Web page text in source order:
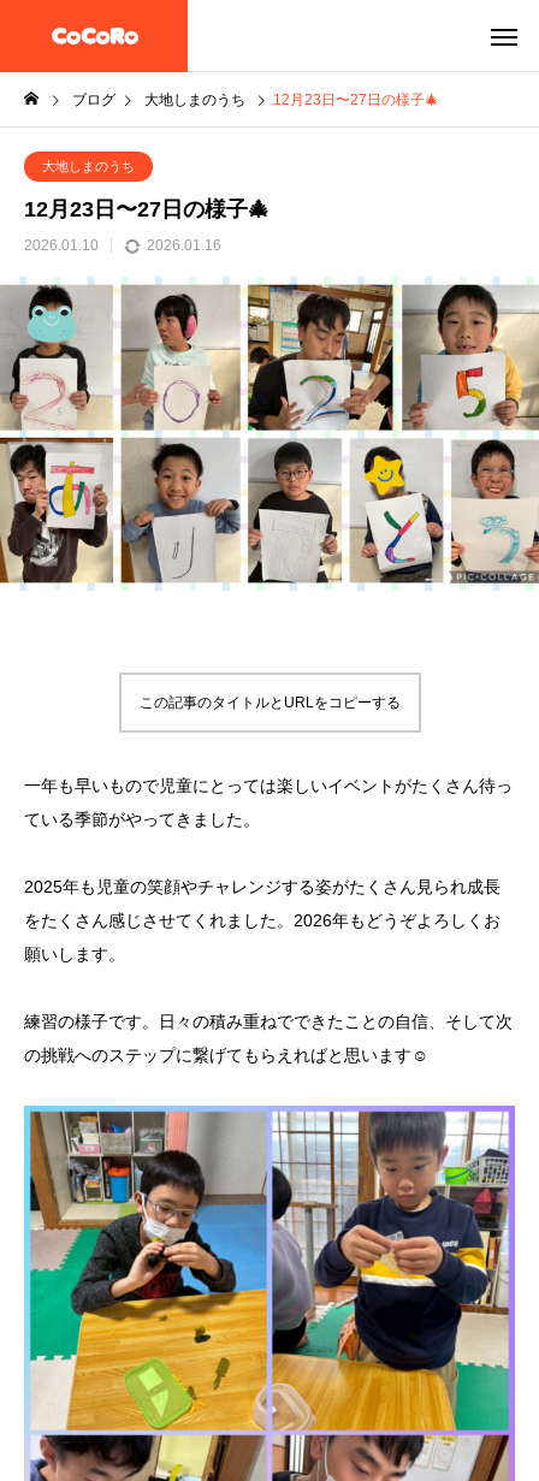
ブログ 大地しまのうち 12月23日〜27日の様子🎄
大地しまのうち
12月23日〜27日の様子🎄
2026.01.10 2026.01.16
この記事のタイトルとURLをコピーする
一年も早いもので児童にとっては楽しいイベントがたくさん待っ
ている季節がやってきました。
2025年も児童の笑顔やチャレンジする姿がたくさん見られ成長
をたくさん感じさせてくれました。2026年もどうぞよろしくお
願いします。
練習の様子です。日々の積み重ねでできたことの自信、そして次
の挑戦へのステップに繋げてもらえればと思います☺️